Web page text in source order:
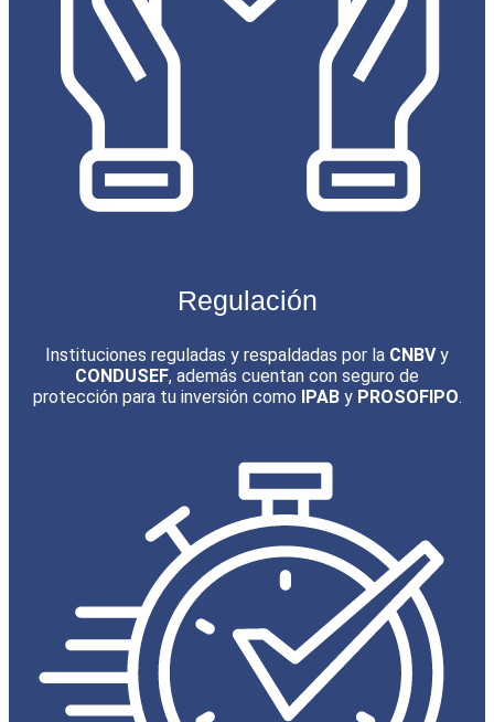
Regulación
Instituciones reguladas y respaldadas por la CNBVy
CONDUSEF, además cuentan con seguro de
protección para tu inversión como IPABy PROSOFIPO.